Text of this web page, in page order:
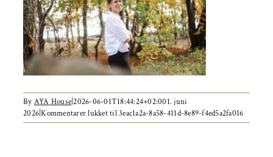
Om AYA House
Lokaler
Om AYA House
By AYA House|2026-06-01T18:44:24+02:001. juni
2026|Kommentarer lukkettil 3eac1a2a-8a58-411d-8e89-f4ed5a2fa016